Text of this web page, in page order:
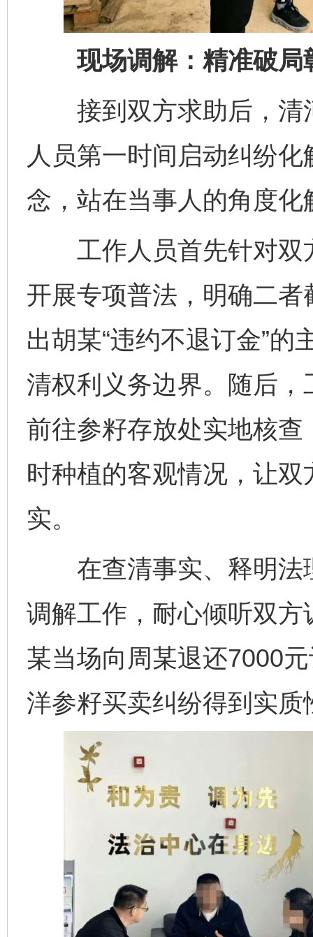
现场调解：精准破局
接到双方求助后，清
人员第一时间启动纠纷化
念，站在当事人的角度化
工作人员首先针对双方
开展专项普法，明确二
出胡某“违约不退订金”
清权利义务边界。随后
前往参籽存放处实地核
时种植的客观情况，让
实。
在查清事实、释明法
调解工作，耐心倾听双
某当场向周某退还7000
洋参籽买卖纠纷得到实质